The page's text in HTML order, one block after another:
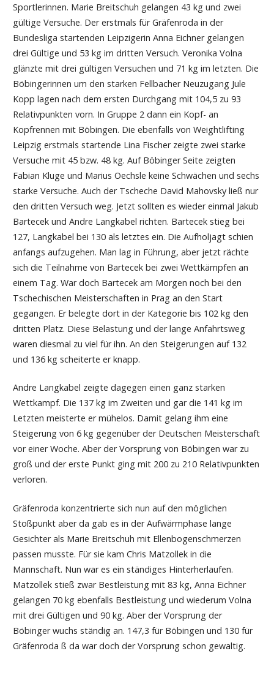
Sportlerinnen. Marie Breitschuh gelangen 43 kg und zwei
gültige Versuche. Der erstmals für Gräfenroda in der
Bundesliga startenden Leipzigerin Anna Eichner gelangen
drei Gültige und 53 kg im dritten Versuch. Veronika Volna
glänzte mit drei gültigen Versuchen und 71 kg im letzten. Die
Böbingerinnen um den starken Fellbacher Neuzugang Jule
Kopp lagen nach dem ersten Durchgang mit 104,5 zu 93
Relativpunkten vorn. In Gruppe 2 dann ein Kopf- an
Kopfrennen mit Böbingen. Die ebenfalls von Weightlifting
Leipzig erstmals startende Lina Fischer zeigte zwei starke
Versuche mit 45 bzw. 48 kg. Auf Böbinger Seite zeigten
Fabian Kluge und Marius Oechsle keine Schwächen und sechs
starke Versuche. Auch der Tscheche David Mahovsky ließ nur
den dritten Versuch weg. Jetzt sollten es wieder einmal Jakub
Bartecek und Andre Langkabel richten. Bartecek stieg bei
127, Langkabel bei 130 als letztes ein. Die Aufholjagt schien
anfangs aufzugehen. Man lag in Führung, aber jetzt rächte
sich die Teilnahme von Bartecek bei zwei Wettkämpfen an
einem Tag. War doch Bartecek am Morgen noch bei den
Tschechischen Meisterschaften in Prag an den Start
gegangen. Er belegte dort in der Kategorie bis 102 kg den
dritten Platz. Diese Belastung und der lange Anfahrtsweg
waren diesmal zu viel für ihn. An den Steigerungen auf 132
und 136 kg scheiterte er knapp.
Andre Langkabel zeigte dagegen einen ganz starken
Wettkampf. Die 137 kg im Zweiten und gar die 141 kg im
Letzten meisterte er mühelos. Damit gelang ihm eine
Steigerung von 6 kg gegenüber der Deutschen Meisterschaft
vor einer Woche. Aber der Vorsprung von Böbingen war zu
groß und der erste Punkt ging mit 200 zu 210 Relativpunkten
verloren.
Gräfenroda konzentrierte sich nun auf den möglichen
Stoßpunkt aber da gab es in der Aufwärmphase lange
Gesichter als Marie Breitschuh mit Ellenbogenschmerzen
passen musste. Für sie kam Chris Matzollek in die
Mannschaft. Nun war es ein ständiges Hinterherlaufen.
Matzollek stieß zwar Bestleistung mit 83 kg, Anna Eichner
gelangen 70 kg ebenfalls Bestleistung und wiederum Volna
mit drei Gültigen und 90 kg. Aber der Vorsprung der
Böbinger wuchs ständig an. 147,3 für Böbingen und 130 für
Gräfenroda ß da war doch der Vorsprung schon gewaltig.